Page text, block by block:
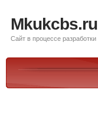
Mkukcbs.ru
Сайт в процессе разработки